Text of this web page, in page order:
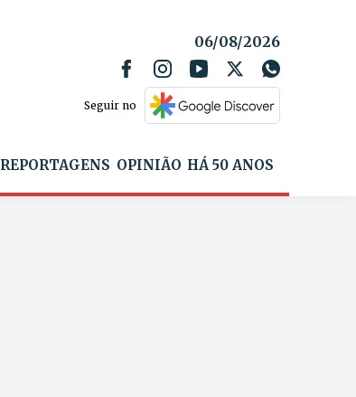
06/08/2026
Seguir no
REPORTAGENS OPINIÃO HÁ 50 ANOS